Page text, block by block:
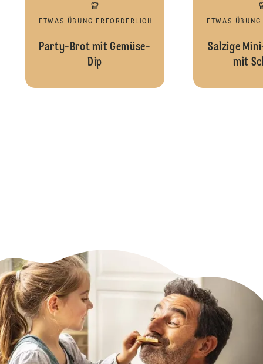
ETWAS ÜBUNG ERFORDERLICH
Party-Brot mit Gemüse-
Dip
ETWAS
Salzige
mit